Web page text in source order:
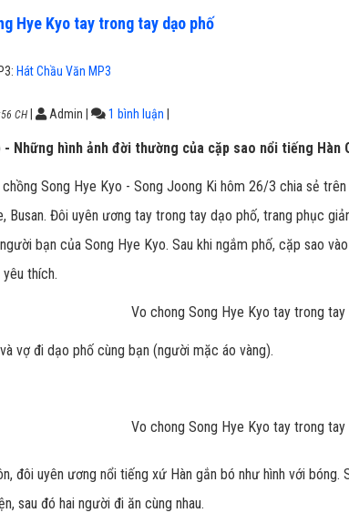
Hye Kyo tay trong tay dạo phố
Hát Chầu Văn MP3
CH Admin 1 bình luận
Những hình ảnh đời thường của cặp sao nổi tiếng Hàn
Song Hye Kyo - Song Joong Ki hôm 26/3 chia sẻ trên
Busan. Đôi uyên ương tay trong tay dạo phố, trang phục
bạn của Song Hye Kyo. Sau khi ngắm phố, cặp sao
thích.
vợ đi dạo phố cùng bạn (người mặc áo vàng).
đôi uyên ương nổi tiếng xứ Hàn gắn bó như hình với
sau đó hai người đi ăn cùng nhau.